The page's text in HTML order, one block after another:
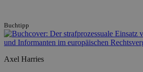
Buchtipp
Axel Harries